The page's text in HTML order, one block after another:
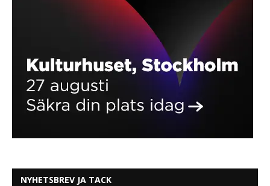
NYHETSBREV JA TACK